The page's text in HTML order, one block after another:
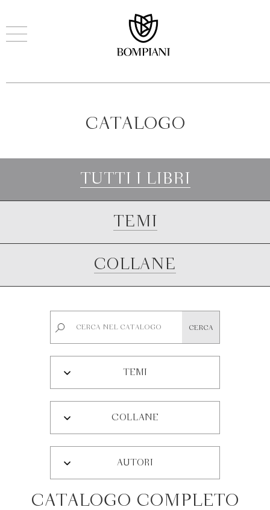
CATALOGO
TUTTI I LIBRI
TEMI
COLLANE
TEMI
COLLANE
AUTORI
CATALOGO COMPLETO